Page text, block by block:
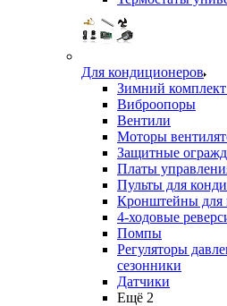
Для кондиционеров
Зимний
Виброопоры
Вентили
Моторы
Защитные
Платы
Пульты для
Кронштейны для
4-ходовые
Помпы
Регуляторы
сезонники
Датчики
Ещё 2